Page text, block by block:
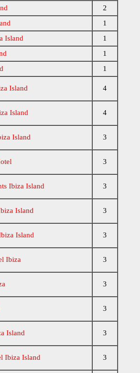
2
1
Island
1
1
1
Island 4
Island 4
Island 3
3
Ibiza Island 3
Island 3
Island 3
Ibiza 3
3
3
Island 3
Ibiza Island 3